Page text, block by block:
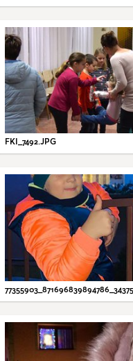
FKI_7492.JPG